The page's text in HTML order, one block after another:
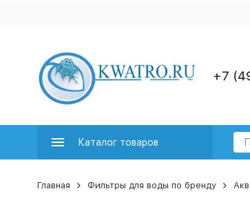
+7
Каталог товаров
Главная Фильтры для воды по бренду